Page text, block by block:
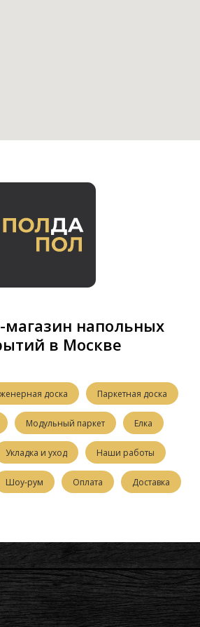
магазин напольных
в Москве
доска Паркетная доска
Модульный паркет Елка
Укладка и уход Наши работы
Шоу-рум Оплата Доставка